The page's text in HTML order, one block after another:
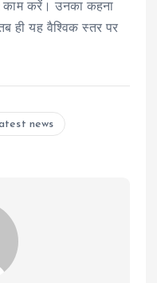
काम करें। उनका कहना
ही यह वैश्विक स्तर पर
news